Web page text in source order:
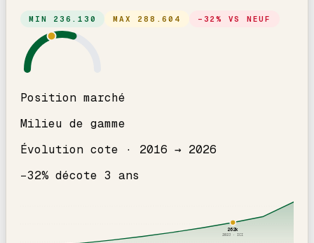
MIN 236.130 MAX 288.604 − 32% VS NEUF
Position marché
Milieu de gamme
Évolution cote · 2016 → 2026
−32% décote 3 ans
262k
2023 · ICI